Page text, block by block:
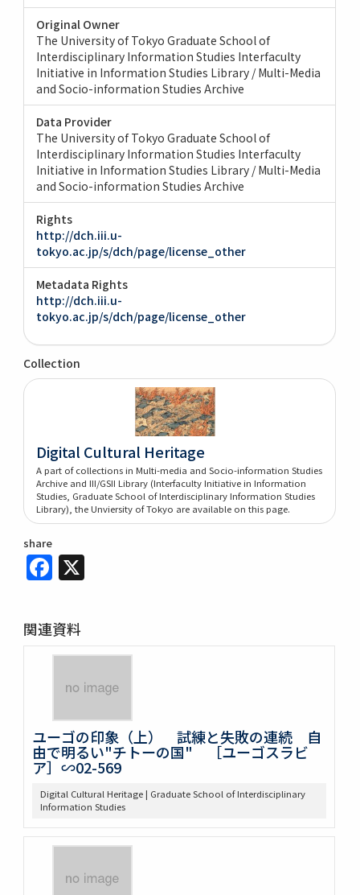
Original Owner
The University of Tokyo Graduate School of
Interdisciplinary Information Studies Interfaculty
Initiative in Information Studies Library / Multi-Media
and Socio-information Studies Archive
Data Provider
The University of Tokyo Graduate School of
Interdisciplinary Information Studies Interfaculty
Initiative in Information Studies Library / Multi-Media
and Socio-information Studies Archive
Rights
http://dch.iii.u-
tokyo.ac.jp/s/dch/page/license_other
Metadata Rights
http://dch.iii.u-
tokyo.ac.jp/s/dch/page/license_other
Collection
Digital Cultural Heritage
A part of collections in Multi-media and Socio-information Studies
Archive and III/GSII Library (Interfaculty Initiative in Information
Studies, Graduate School of Interdisciplinary Information Studies
Library), the Unviersity of Tokyo are available on this page.
share
Facebook
関連資料
ユーゴの印象（上） 試練と失敗の連続 自
由で明るい"チトーの国" ［ユーゴスラビ
ア］∽02-569
Digital Cultural Heritage | Graduate School of Interdisciplinary
Information Studies